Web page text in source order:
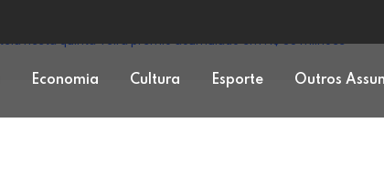
Economia Cultura Esporte Outros